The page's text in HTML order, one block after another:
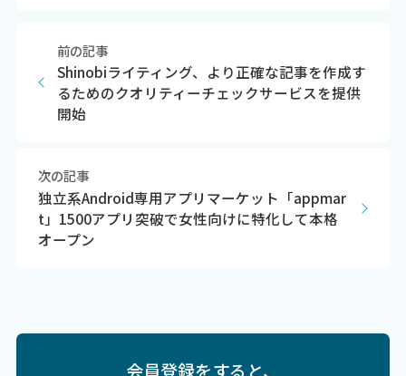
前の記事
Shinobiライティング、より正確な記事を作成す
るためのクオリティーチェックサービスを提供
開始
次の記事
独立系Android専用アプリマーケット「appmar
t」1500アプリ突破で女性向けに特化して本格
オープン
会員登録をすると、